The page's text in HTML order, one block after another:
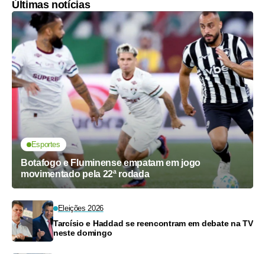
Últimas notícias
Esportes
Botafogo e Fluminense empatam em jogo
movimentado pela 22ª rodada
Eleições 2026
Tarcísio e Haddad se reencontram em debate na TV
neste domingo